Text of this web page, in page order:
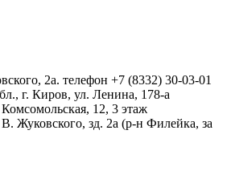
2а. телефон +7 (8332) 30-03-01
г. Киров, ул. Ленина, 178-а
12, 3 этаж
Жуковского, зд. 2а (р-н Филейка, за